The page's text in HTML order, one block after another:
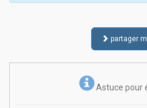
partager
Astuce pour